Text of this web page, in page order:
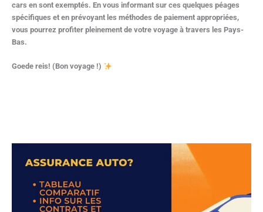
cars en sont exemptés. En vous informant sur ces quelques péages
spécifiques et en prévoyant les méthodes de paiement appropriées,
vous pourrez profiter pleinement de votre voyage à travers les Pays-
Bas.
Goede reis! (Bon voyage !)